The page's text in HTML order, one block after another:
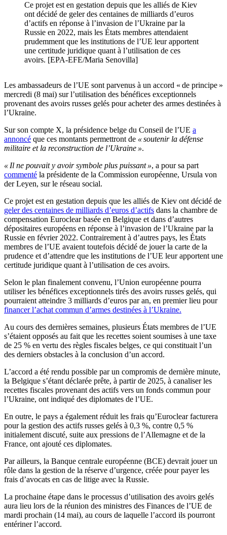
Ce projet est en gestation depuis que les alliés de Kiev
ont décidé de geler des centaines de milliards d’euros
d’actifs en réponse à l’invasion de l’Ukraine par la
Russie en 2022, mais les États membres attendaient
prudemment que les institutions de l’UE leur apportent
une certitude juridique quant à l’utilisation de ces
avoirs. [EPA-EFE/Maria Senovilla]
Les ambassadeurs de l’UE sont parvenus à un accord « de principe »
mercredi (8 mai) sur l’utilisation des bénéfices exceptionnels
provenant des avoirs russes gelés pour acheter des armes destinées à
l’Ukraine.
Sur son compte X, la présidence belge du Conseil de l’UE a
annoncé que ces montants permettront de « soutenir la défense
militaire et la reconstruction de l’Ukraine ».
« Il ne pouvait y avoir symbole plus puissant », a pour sa part
commenté la présidente de la Commission européenne, Ursula von
der Leyen, sur le réseau social.
Ce projet est en gestation depuis que les alliés de Kiev ont décidé de
geler des centaines de milliards d’euros d’actifs dans la chambre de
compensation Euroclear basée en Belgique et dans d’autres
dépositaires européens en réponse à l’invasion de l’Ukraine par la
Russie en février 2022. Contrairement à d’autres pays, les États
membres de l’UE avaient toutefois décidé de jouer la carte de la
prudence et d’attendre que les institutions de l’UE leur apportent une
certitude juridique quant à l’utilisation de ces avoirs.
Selon le plan finalement convenu, l’Union européenne pourra
utiliser les bénéfices exceptionnels tirés des avoirs russes gelés, qui
pourraient atteindre 3 milliards d’euros par an, en premier lieu pour
financer l’achat commun d’armes destinées à l’Ukraine.
Au cours des dernières semaines, plusieurs États membres de l’UE
s’étaient opposés au fait que les recettes soient soumises à une taxe
de 25 % en vertu des règles fiscales belges, ce qui constituait l’un
des derniers obstacles à la conclusion d’un accord.
L’accord a été rendu possible par un compromis de dernière minute,
la Belgique s’étant déclarée prête, à partir de 2025, à canaliser les
recettes fiscales provenant des actifs vers un fonds commun pour
l’Ukraine, ont indiqué des diplomates de l’UE.
En outre, le pays a également réduit les frais qu’Euroclear facturera
pour la gestion des actifs russes gelés à 0,3 %, contre 0,5 %
initialement discuté, suite aux pressions de l’Allemagne et de la
France, ont ajouté ces diplomates.
Par ailleurs, la Banque centrale européenne (BCE) devrait jouer un
rôle dans la gestion de la réserve d’urgence, créée pour payer les
frais d’avocats en cas de litige avec la Russie.
La prochaine étape dans le processus d’utilisation des avoirs gelés
aura lieu lors de la réunion des ministres des Finances de l’UE de
mardi prochain (14 mai), au cours de laquelle l’accord ils pourront
entériner l’accord.